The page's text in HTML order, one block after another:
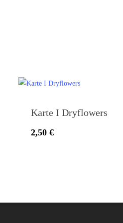
Karte I Dryflowers
2,50 €